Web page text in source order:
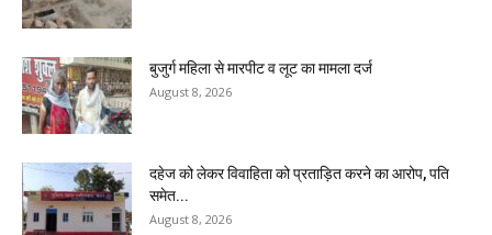
बुजुर्ग महिला से मारपीट व लूट का मामला दर्ज
August 8, 2026
दहेज को लेकर विवाहिता को प्रताड़ित करने का आरोप, पति
समेत...
August 8, 2026